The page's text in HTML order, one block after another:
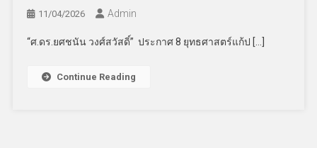
11/04/2026 Admin
“ศ.ดร.ยศชนัน วงศ์สวัสดิ์” ประกาศ 8 ยุทธศาสตร์แก้ป […]
Continue Reading